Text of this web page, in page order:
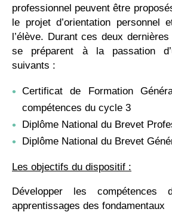
professionnel peuvent être
le projet d’orientation personnel
l’élève. Durant ces deux
se préparent à la passation
suivants :
Certificat de Formation
compétences du cycle 3
Diplôme National du Brevet
Diplôme National du Brevet
Les objectifs du dispositif :
Développer les
apprentissages des fondamentaux